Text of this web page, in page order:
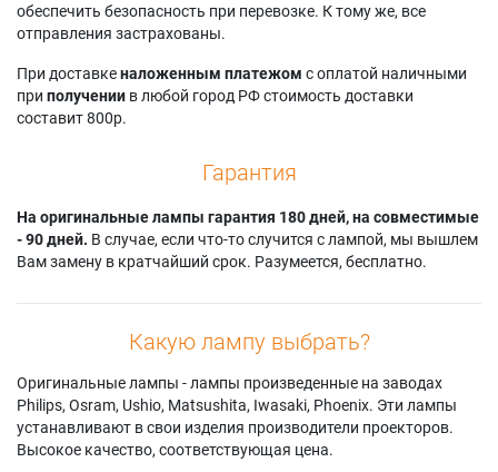
обеспечить безопасность при перевозке. К тому же, все
отправления застрахованы.
При доставкеналоженным платежом с оплатой наличными
при получении в любой город РФ стоимость доставки
составит 800р.
Гарантия
На оригинальные лампы гарантия 180 дней, на совместимые
- 90 дней. В случае, если что-то случится с лампой, мы вышлем
Вам замену в кратчайший срок. Разумеется, бесплатно.
Какую лампу выбрать?
Оригинальные лампы - лампы произведенные на заводах
Philips, Osram, Ushio, Matsushita, Iwasaki, Phoenix. Эти лампы
устанавливают в свои изделия производители проекторов.
Высокое качество, соответствующая цена.